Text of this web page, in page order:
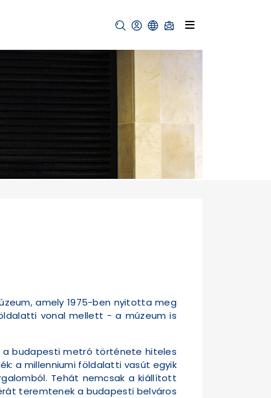
amely 1975-ben nyitotta meg
vonal mellett - a múzeum is
a budapesti metró története hiteles
a millenniumi földalatti vasút egyik
Tehát nemcsak a kiállított
teremtenek a budapesti belváros